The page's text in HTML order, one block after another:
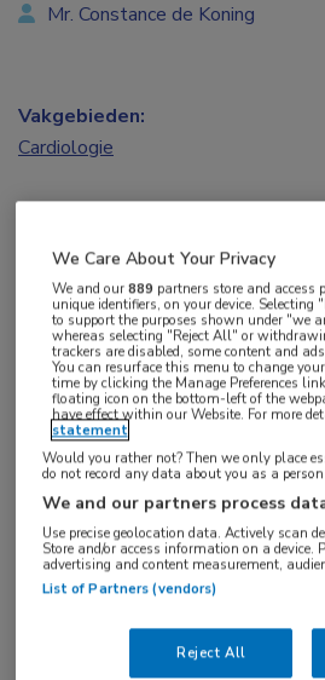
Hoewel mannen en
verminderde ejectiefractie
risicoprofielen hebben, leidt
verschillen in overleving op
focus in de behandeling zou
moeten liggen op het
van behandelachterstanden.
1
Mr. Constance de Koning
Vakgebieden:
Cardiologie
Aandachtsgebieden:
Tags:
HFrEF,sekseverschillen
We Care About Your Privacy
We and our889 partners store and
unique identifiers, on your device.
to support the purposes shown under "we
whereas selecting "Reject All" or
trackers are disabled, some content and
You can resurface this menu to change
time by clicking the Manage Preferences
floating icon on the bottom-left of the
have effect within our Website. For more
statement
Would you rather not? Then we only place
do not record any data about you as a person
We and our partners process
Use precise geolocation data. Actively scan
Store and/or access information on a device.
advertising and content measurement,
List of Partners (vendors)
Reject All